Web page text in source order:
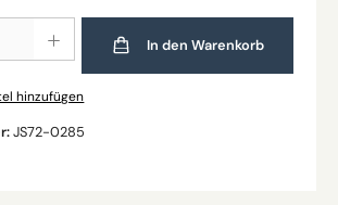
gewünschten Wert ein oder benutze die Schaltflächen um die
In den Warenkorb
hinzufügen
JS72-0285